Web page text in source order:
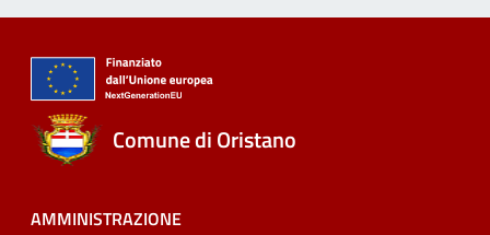
Comune di Oristano
AMMINISTRAZIONE